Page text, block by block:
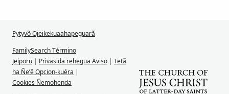
Pytyvõ Ojeikekuaahapeguarã
FamilySearch Término
Jeiporu
Privasida rehegua Aviso
Tetã
ha Ñe’ẽ Opcion-kuéra
Cookies Ñemohenda